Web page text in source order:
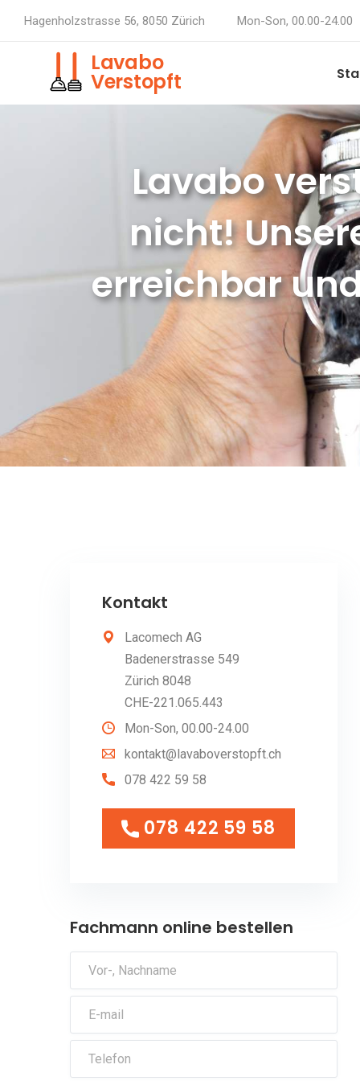
Hagenholzstrasse 56, 8050 Zürich Mon-Son, 00.00-24.00
Lavabo
Verstopft
Lavabo
nicht!
erreichbar
Kontakt
Lacomech AG
Badenerstrasse 549
Zürich 8048
CHE-221.065.443
Mon-Son, 00.00-24.00
kontakt@lavaboverstopft.ch
078 422 59 58
078 422 59 58
078 422 59 58
Fachmann online bestellen